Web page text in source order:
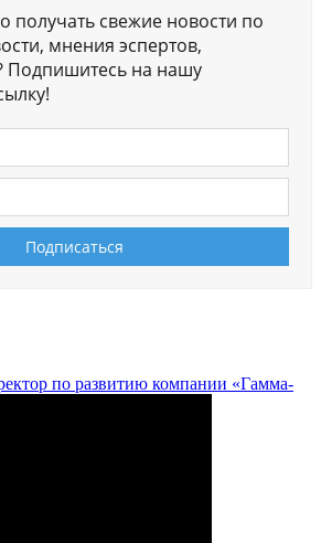
получать свежие новости по
мнения эспертов,
Подпишитесь на нашу
по развитию компании «Гамма-